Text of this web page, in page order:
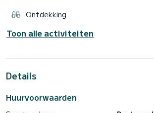
Ontdekking
Toon alle activiteiten
Details
Huurvoorwaarden